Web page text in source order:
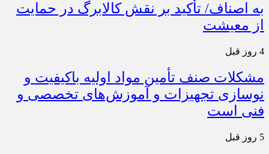
به اصناف/ تأکید بر نقش کالابرگ در حمایت
از معیشت
4 روز قبل
مشکلات صنف تأمین مواد اولیه باکیفیت و
نوسازی تجهیزات و آموزش‌های تخصصی و
فنی است
5 روز قبل